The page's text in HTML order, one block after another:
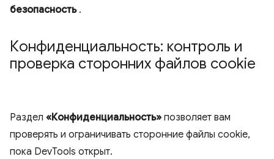
безопасность.
Конфиденциальность: контроль и
проверка сторонних файлов cookie
Раздел «Конфиденциальность» позволяет вам
проверять и ограничивать сторонние файлы cookie,
пока DevTools открыт.